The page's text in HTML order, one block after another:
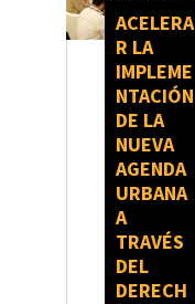
ACELERA
R LA
IMPLEME
NTACIÓN
DE LA
NUEVA
AGENDA
URBANA
A
TRAVÉS
DEL
DERECH